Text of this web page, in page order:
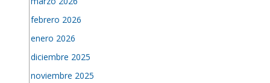
febrero 2026
enero 2026
diciembre 2025
noviembre 2025